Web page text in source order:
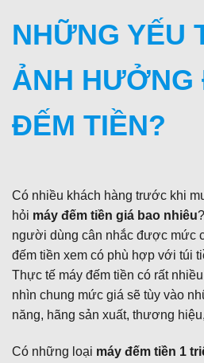
NHỮNG YẾU
ẢNH HƯỞNG
ĐẾM TIỀN?
Có nhiều khách hàng trước khi
hỏi máy đếm tiền giá bao nhiêu
người dùng cân nhắc được mức
đếm tiền xem có phù hợp với túi
Thực tế máy đếm tiền có rất
nhìn chung mức giá sẽ tùy vào
năng, hãng sản xuất, thương
Có những loại máy đếm tiền 1